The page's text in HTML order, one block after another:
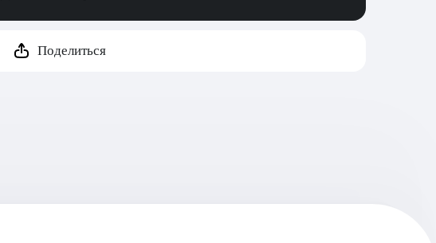
Поделиться